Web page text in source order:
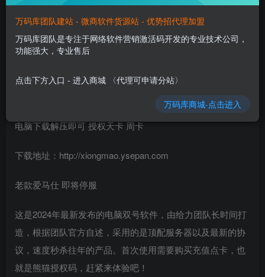
I can accept failure but I can’t accept not trying.
可以接受暂时的失败，但绝对不能接受未曾奋斗过的自己
电脑pc双号熊猫天卡周卡激活码微信熊猫软件激活码授权官
电脑下载解压即可 授权天卡 周卡
下载地址：http://xiongmao.ysepan.com
老款爱马仕 即将停服
这是2024年最新发布的电脑双号软件，由给力团队长时间打
造，根据团队官方自述，采用的是顶配服务器以及最新的协
议，速度秒杀往年的产品。首次使用需要购买充值点卡，也
就是熊猫授权码，赶紧来体验吧！
万码库团队建站 - 微商软件货源站 - 优势招代理加盟
万码库团队是专注于网络软件营销激活码开发的专业技术公司，
功能强大，专业售后
点击下方入口 - 进入商城 〈代理可申请分站〉
万码库商城-点击进入